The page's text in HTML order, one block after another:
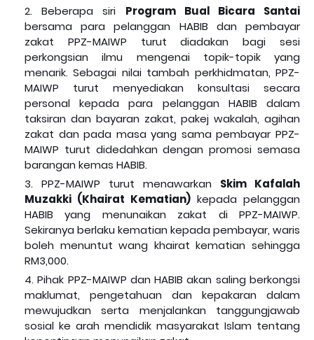
Beberapa siri Program Bual Bicara Santai
bersama para pelanggan HABIB dan pembayar
zakat PPZ-MAIWP turut diadakan bagi sesi
perkongsian ilmu mengenai topik-topik yang
menarik. Sebagai nilai tambah perkhidmatan, PPZ-
MAIWP turut menyediakan konsultasi secara
personal kepada para pelanggan HABIB dalam
taksiran dan bayaran zakat, pakej wakalah, agihan
zakat dan pada masa yang sama pembayar PPZ-
MAIWP turut didedahkan dengan promosi semasa
barangan kemas HABIB.
PPZ-MAIWP turut menawarkan Skim Kafalah
Muzakki (Khairat Kematian) kepada pelanggan
HABIB yang menunaikan zakat di PPZ-MAIWP.
Sekiranya berlaku kematian kepada pembayar, waris
boleh menuntut wang khairat kematian sehingga
RM3,000.
Pihak PPZ-MAIWP dan HABIB akan saling berkongsi
maklumat, pengetahuan dan kepakaran dalam
mewujudkan serta menjalankan tanggungjawab
sosial ke arah mendidik masyarakat Islam tentang